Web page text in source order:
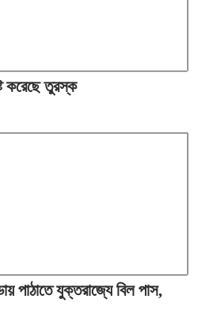
করেছে তুরস্ক
পাঠাতে যুক্তরাজ্যে বিল পাস,